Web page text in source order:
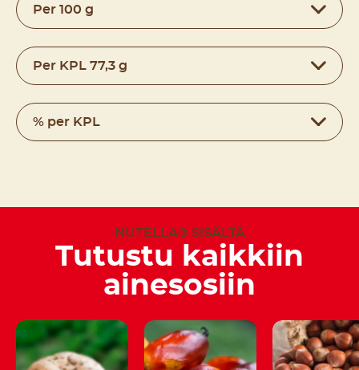
Per 100 g
Per KPL 77,3 g
% per KPL
NUTELLA® SISÄLTÄ
Tutustu kaikkiin
ainesosiin